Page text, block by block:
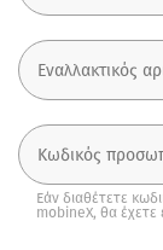
Εάν διαθέτετε
mobineX, θα